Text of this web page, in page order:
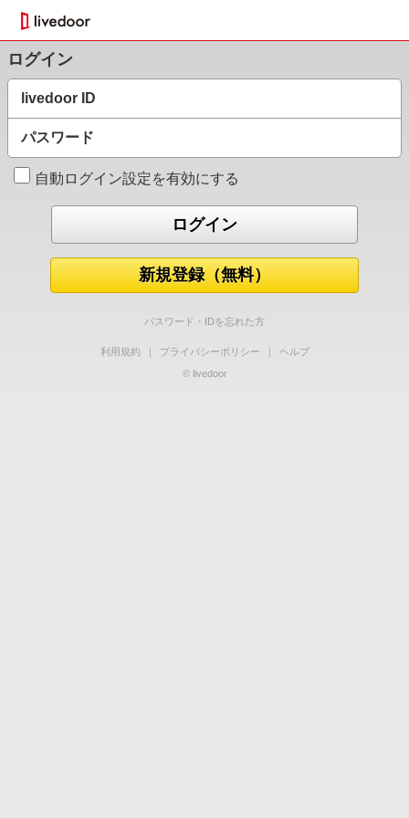
ログイン
livedoor ID
パスワード
自動ログイン設定を有効にする
新規登録（無料）
パスワード・IDを忘れた方
利用規約 ｜ プライバシーポリシー ｜
ヘルプ
© livedoor